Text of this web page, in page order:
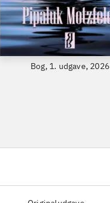
Bog, 1. udgave, 2026